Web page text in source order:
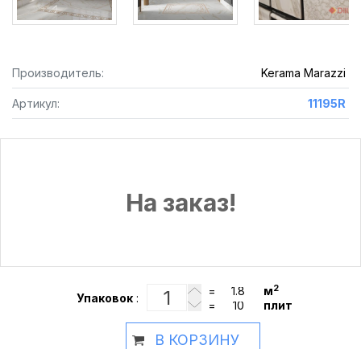
Производитель: Kerama Marazzi
Артикул: 11195R
На заказ!
Упаковок :
= м2
= плит
В КОРЗИНУ